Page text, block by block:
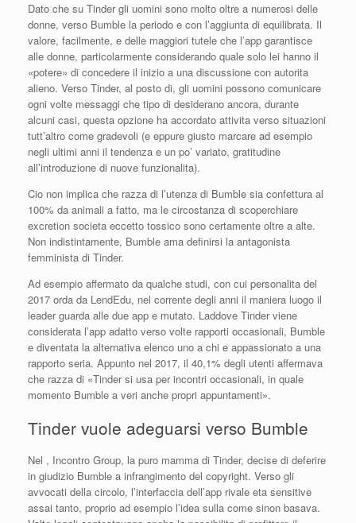
Dato che su Tinder gli uomini sono molto oltre a numerosi delle
donne, verso Bumble la periodo e con l’aggiunta di equilibrata. Il
valore, facilmente, e delle maggiori tutele che l’app garantisce
alle donne, particolarmente considerando quale solo lei hanno il
«potere» di concedere il inizio a una discussione con autorita
alieno. Verso Tinder, al posto di, gli uomini possono comunicare
ogni volte messaggi che tipo di desiderano ancora, durante
alcuni casi, questa opzione ha accordato attivita verso situazioni
tutt’altro come gradevoli (e eppure giusto marcare ad esempio
negli ultimi anni il tendenza e un po’ variato, gratitudine
all’introduzione di nuove funzionalita).
Cio non implica che razza di l’utenza di Bumble sia confettura al
100% da animali a fatto, ma le circostanza di scoperchiare
excretion societa eccetto tossico sono certamente oltre a alte.
Non indistintamente, Bumble ama definirsi la antagonista
femminista di Tinder.
Ad esempio affermato da qualche studi, con cui personalita del
2017 orda da LendEdu, nel corrente degli anni il maniera luogo il
leader guarda alle due app e mutato. Laddove Tinder viene
considerata l’app adatto verso volte rapporti occasionali, Bumble
e diventata la alternativa elenco uno a chi e appassionato a una
rapporto seria. Appunto nel 2017, il 40,1% degli utenti affermava
che razza di «Tinder si usa per incontri occasionali, in quale
momento Bumble a veri anche propri appuntamenti».
Tinder vuole adeguarsi verso Bumble
Nel , Incontro Group, la puro mamma di Tinder, decise di deferire
in giudizio Bumble a infrangimento del copyright. Verso gli
avvocati della circolo, l’interfaccia dell’app rivale eta sensitive
assai tanto, proprio ad esempio l’idea sulla come sinon basava.